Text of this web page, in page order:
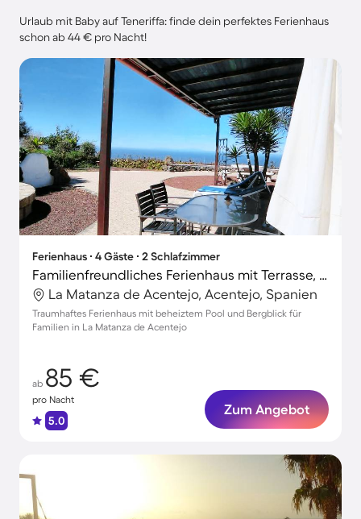
Urlaub mit Baby auf Teneriffa: finde dein perfektes Ferienhaus
schon ab 44 € pro Nacht!
Ferienhaus ∙ 4 Gäste ∙ 2 Schlafzimmer
Familienfreundliches Ferienhaus mit Terrasse, Garten und Grill | Bergblick
La Matanza de Acentejo, Acentejo, Spanien
Traumhaftes Ferienhaus mit beheiztem Pool und Bergblick für
Familien in La Matanza de Acentejo
ab 85 €
pro Nacht
5.0
Zum Angebot